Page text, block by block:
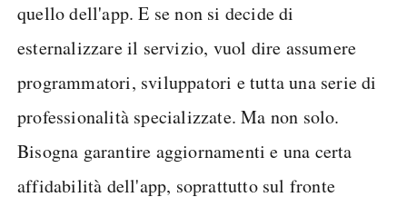
quello dell'app. E se non si decide di
esternalizzare il servizio, vuol dire assumere
programmatori, sviluppatori e tutta una serie di
professionalità specializzate. Ma non solo.
Bisogna garantire aggiornamenti e una certa
affidabilità dell'app, soprattutto sul fronte